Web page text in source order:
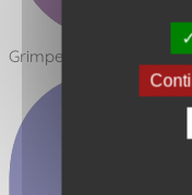
Grimper - Filet